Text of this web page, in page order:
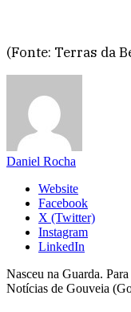
(Fonte: Terras da
Daniel Rocha
Website
Facebook
X (Twitter)
Instagram
LinkedIn
Nasceu na Guarda.
Notícias de Gouveia